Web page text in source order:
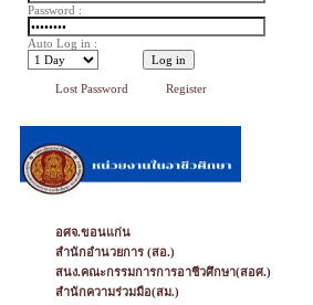
Password :
Auto Log in :
Lost Password Register
อศจ.ขอนแก่น
สำนักอำนวยการ (สอ.)
สนง.คณะกรรมการการอาชีวศึกษา(สอศ.)
สำนักความร่วมมือ(สม.)